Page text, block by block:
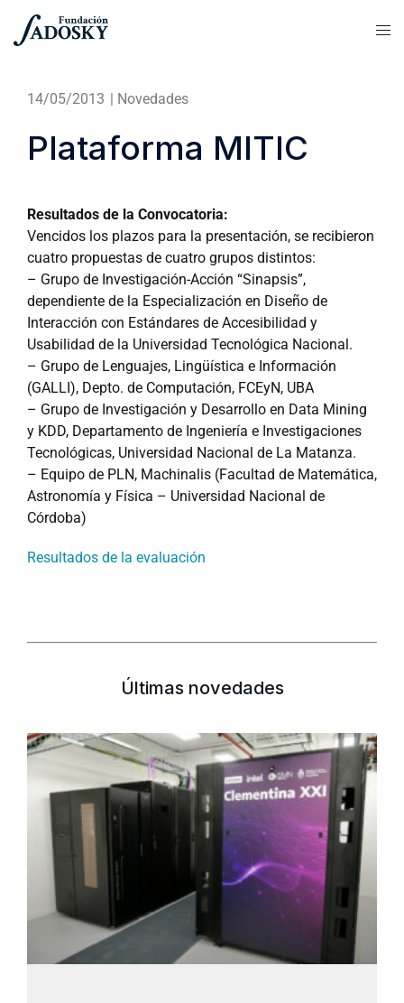
14/05/2013 | Novedades
Plataforma MITIC
Resultados de la Convocatoria:
Vencidos los plazos para la presentación, se recibieron
cuatro propuestas de cuatro grupos distintos:
– Grupo de Investigación-Acción “Sinapsis”,
dependiente de la Especialización en Diseño de
Interacción con Estándares de Accesibilidad y
Usabilidad de la Universidad Tecnológica Nacional.
– Grupo de Lenguajes, Lingüística e Información
(GALLI), Depto. de Computación, FCEyN, UBA
– Grupo de Investigación y Desarrollo en Data Mining
y KDD, Departamento de Ingeniería e Investigaciones
Tecnológicas, Universidad Nacional de La Matanza.
– Equipo de PLN, Machinalis (Facultad de Matemática,
Astronomía y Física – Universidad Nacional de
Córdoba)
Resultados de la evaluación
Últimas novedades